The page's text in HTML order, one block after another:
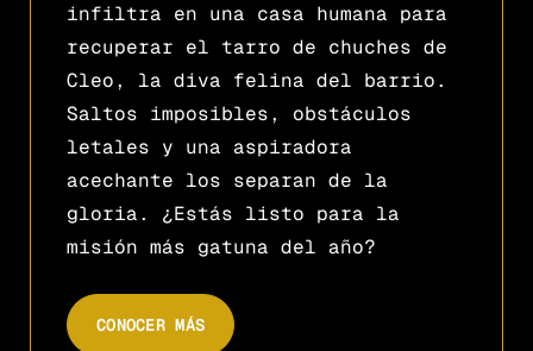
infiltra en una casa humana para
recuperar el tarro de chuches de
Cleo, la diva felina del barrio.
Saltos imposibles, obstáculos
letales y una aspiradora
acechante los separan de la
gloria. ¿Estás listo para la
misión más gatuna del año?
CONOCER MÁS